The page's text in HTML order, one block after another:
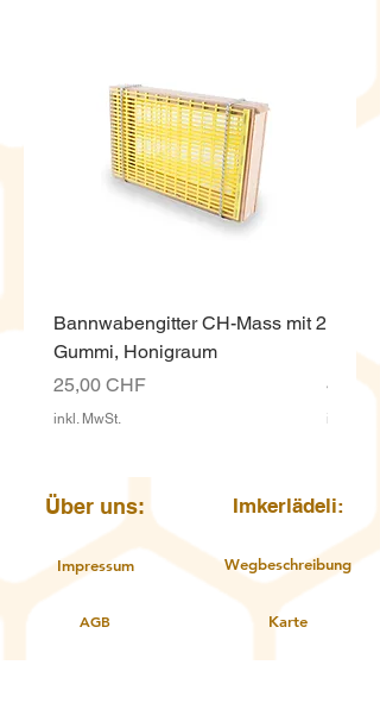
Bannwabengitter CH-Mass mit 2
Gummi, Honigraum
Preis
25,00 CHF
inkl. MwSt.
Preis
4,00
inkl.
Über uns: Imkerlädeli:
Impressum
AGB
Wegbeschreibung
Karte